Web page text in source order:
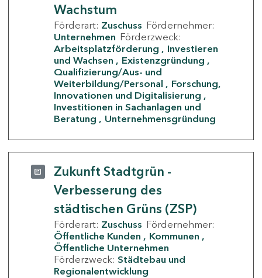
Wachstum
Förderart: Zuschuss Fördernehmer:
Unternehmen Förderzweck:
Arbeitsplatzförderung
Investieren
und Wachsen
Existenzgründung
Qualifizierung/Aus- und
Weiterbildung/Personal
Forschung,
Innovationen und Digitalisierung
Investitionen in Sachanlagen und
Beratung
Unternehmensgründung
Zukunft Stadtgrün -
Verbesserung des
städtischen Grüns (ZSP)
Förderart: Zuschuss Fördernehmer:
Öffentliche Kunden
Kommunen
Öffentliche Unternehmen
Förderzweck: Städtebau und
Regionalentwicklung